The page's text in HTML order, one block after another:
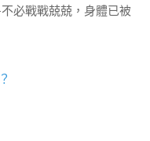
必戰戰兢兢，身體已被